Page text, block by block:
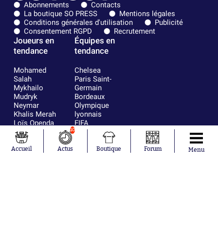
Abonnements
Contacts
La boutique SO PRESS
Mentions légales
Conditions générales d'utilisation
Publicité
Consentement RGPD
Recrutement
Joueurs en
tendance
Mohamed
Salah
Mykhailo
Mudryk
Neymar
Khalis Merah
Loïs Openda
Moussa
Niakhaté
Nicolás
Équipes en
tendance
Chelsea
Paris Saint-
Germain
Bordeaux
Olympique
lyonnais
FIFA
Real Madrid
RC Strasbourg
AC Milan
Accueil
10
Actus Boutique Forum Menu